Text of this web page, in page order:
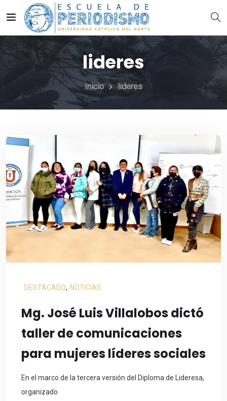
lideres
Inicio lideres
DESTACADO, NOTICIAS
Mg. José Luis Villalobos dictó
taller de comunicaciones
para mujeres líderes sociales
En el marco de la tercera versión del Diploma de Lideresa,
organizado